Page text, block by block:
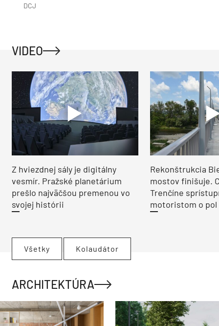
DCJ
VIDEO
Z hviezdnej sály je digitálny
vesmír. Pražské planetárium
prešlo najväčšou premenou vo
svojej histórii
Rekonštrukcia
mostov finišuje.
Trenčíne
motoristom o pol
Všetky Kolaudátor
ARCHITEKTÚRA